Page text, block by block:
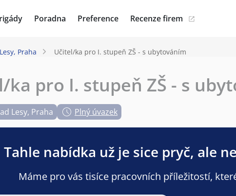
Poradna Preference Recenze firem
Praha Učitel/ka pro I. stupeň ZŠ - s ubytováním
ka pro I. stupeň ZŠ - s
Lesy, Praha Plný úvazek
Tahle nabídka už je sice pryč, ale
Máme pro vás tisíce pracovních příležitostí,